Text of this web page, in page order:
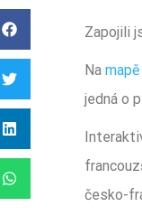
Zapojili
Na mapě
jedná o
česko-